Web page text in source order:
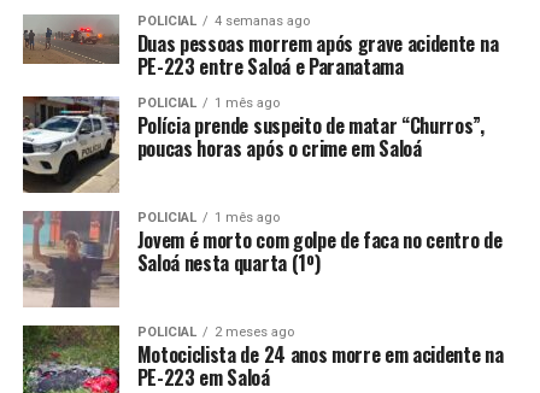
POLICIAL 4 semanas ago
Duas pessoas morrem após grave acidente na
PE-223 entre Saloá e Paranatama
POLICIAL 1 mês ago
Polícia prende suspeito de matar “Churros”,
poucas horas após o crime em Saloá
POLICIAL 1 mês ago
Jovem é morto com golpe de faca no centro de
Saloá nesta quarta (1º)
POLICIAL 2 meses ago
Motociclista de 24 anos morre em acidente na
PE-223 em Saloá